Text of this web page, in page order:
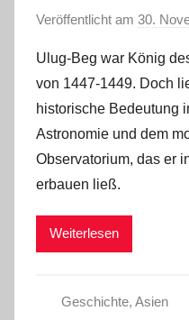
Veröffentlicht am 30.
Ulug-Beg war König
von 1447-1449. Doch
historische Bedeutung
Astronomie und dem
Observatorium, das er
erbauen ließ.
Weiterlesen
Geschichte, Asien